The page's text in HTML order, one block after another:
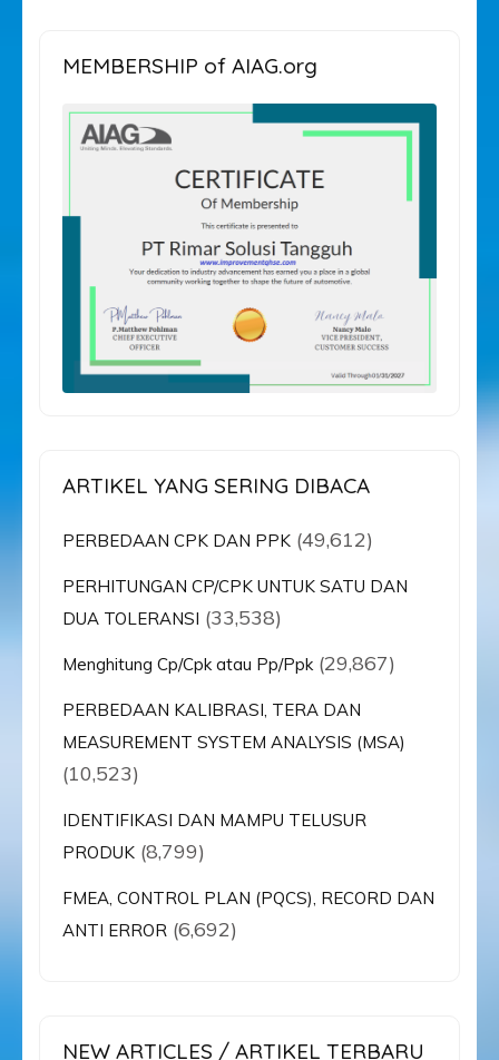
MEMBERSHIP of AIAG.org
ARTIKEL YANG SERING DIBACA
PERBEDAAN CPK DAN PPK (49,612)
PERHITUNGAN CP/CPK UNTUK SATU DAN
DUA TOLERANSI (33,538)
Menghitung Cp/Cpk atau Pp/Ppk (29,867)
PERBEDAAN KALIBRASI, TERA DAN
MEASUREMENT SYSTEM ANALYSIS (MSA)
(10,523)
IDENTIFIKASI DAN MAMPU TELUSUR
PRODUK (8,799)
FMEA, CONTROL PLAN (PQCS), RECORD DAN
ANTI ERROR (6,692)
NEW ARTICLES / ARTIKEL TERBARU